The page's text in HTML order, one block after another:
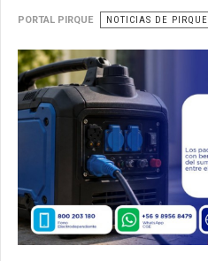
PORTAL PIRQUE NOTICIAS DE PIRQUE